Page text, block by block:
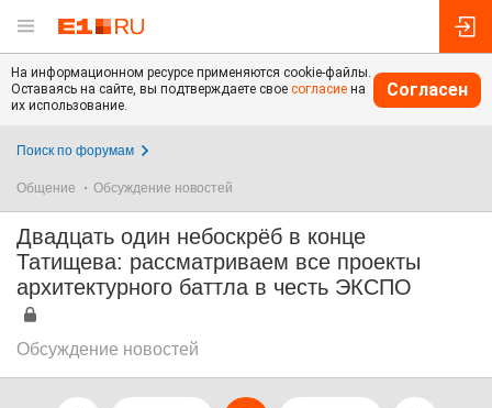
На информационном ресурсе применяются cookie-файлы.
Оставаясь на сайте, вы подтверждаете свое согласие на
их использование.
Согласен
Поиск по форумам
Общение Обсуждение новостей
Двадцать один небоскрёб в конце
Татищева: рассматриваем все проекты
архитектурного баттла в честь ЭКСПО
Обсуждение новостей